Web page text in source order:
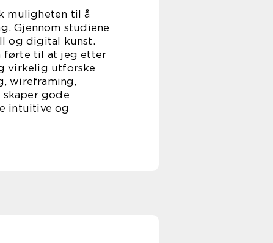
muligheten til å
Gjennom studiene
og digital kunst.
førte til at jeg etter
virkelig utforske
wireframing,
gode
intuitive og